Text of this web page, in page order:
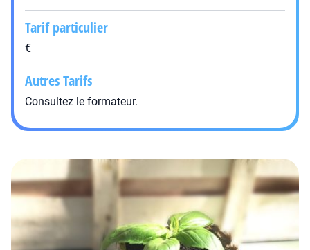
Tarif particulier
€
Autres Tarifs
Consultez le formateur.